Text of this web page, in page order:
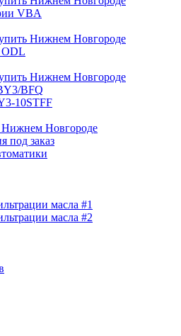
VBA
ODL
BFQ
10STFF
под заказ
масла #1
масла #2